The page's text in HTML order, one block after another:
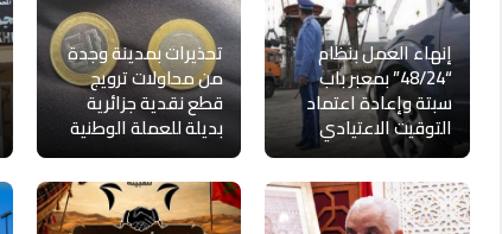
إنهاء العمل بنظام
“48/24” بمعبر باب
سبتة وإعادة اعتماد
التوقيت الاعتيادي
تحذيرات بمدينة وجدة
من محاولات ترويج
قطع نقدية جزائرية
بديلة للعملة الوطنية